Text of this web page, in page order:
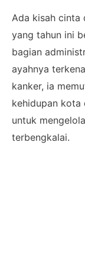
Ada kisah cinta
yang tahun ini
bagian
ayahnya
kanker, ia
kehidupan kota
untuk
terbengkalai.